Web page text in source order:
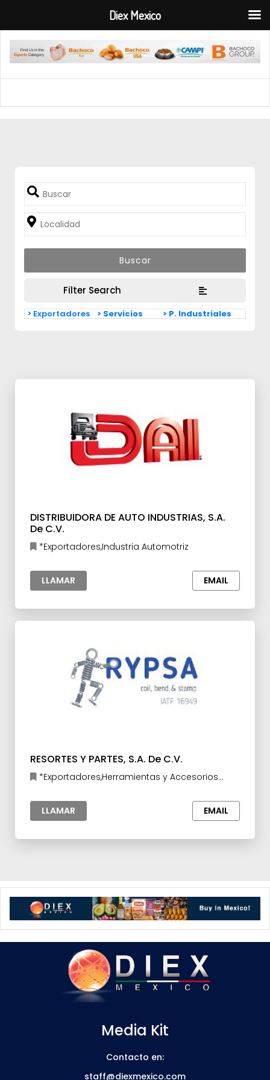
Filter Search
> Exportadores > Servicios > P. Industriales
DISTRIBUIDORA DE AUTO INDUSTRIAS, S.A.
De C.V.
*Exportadores,Industria Automotriz
LLAMAR EMAIL
RESORTES Y PARTES, S.A. De C.V.
*Exportadores,Herramientas y Accesorios
Maquilas,Materia prima para la Industria
LLAMAR
EMAIL
Media Kit
Contacto en:
staff@diexmexico.com
Diex Mexico